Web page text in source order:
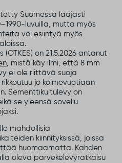
Suomessa laajasti
luvuilla, mutta myös
voi esiintyä myös
on 21.5.2026 antanut
, mistä käy ilmi, että 8 mm
ei ole riittävä suoja
jo kolmevuotiaan
Sementtikuitulevy on
se yleensä sovellu
mahdollisia
kiinnityksissä, joissa
huomaamatta. Kahden
oleva parvekelevyratkaisu